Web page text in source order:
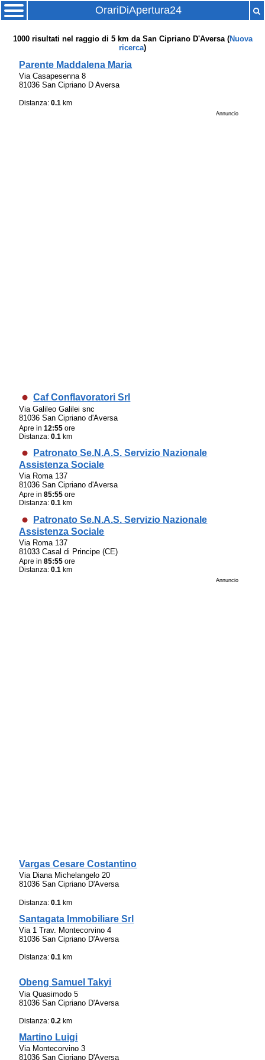
OrariDiApertura24
1000risultati nel raggio di 5 km da San Cipriano D'Aversa (Nuova
ricerca)
Parente Maddalena Maria
Via Casapesenna 8
81036 San Cipriano D Aversa
Distanza:0.1 km
Annuncio
Caf Conflavoratori Srl
Via Galileo Galilei snc
81036 San Cipriano d'Aversa
Apre in12:55 ore
Distanza:0.1 km
Patronato Se.N.A.S. Servizio Nazionale
Assistenza Sociale
Via Roma 137
81036 San Cipriano d'Aversa
Apre in85:55 ore
Distanza:0.1 km
Patronato Se.N.A.S. Servizio Nazionale
Assistenza Sociale
Via Roma 137
81033 Casal di Principe (CE)
Apre in85:55 ore
Distanza:0.1 km
Annuncio
Vargas Cesare Costantino
Via Diana Michelangelo 20
81036 San Cipriano D'Aversa
Distanza:0.1 km
Santagata Immobiliare Srl
Via 1 Trav. Montecorvino 4
81036 San Cipriano D'Aversa
Distanza:0.1 km
Obeng Samuel Takyi
Via Quasimodo 5
81036 San Cipriano D'Aversa
Distanza:0.2 km
Martino Luigi
Via Montecorvino 3
81036 San Cipriano D'Aversa